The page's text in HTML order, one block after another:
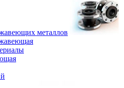
металлов